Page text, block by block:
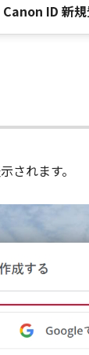
Canon ID 新
されます。